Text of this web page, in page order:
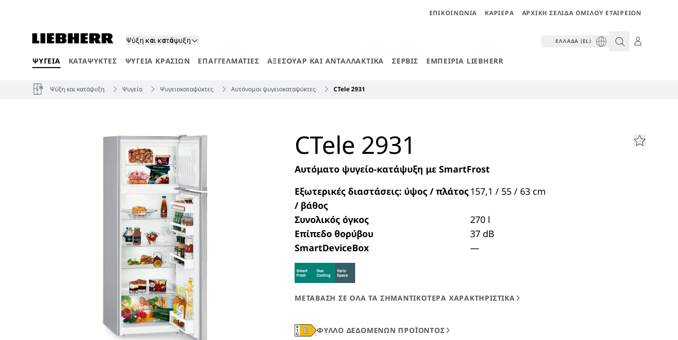
Ψύξη και κατάψυξη
ΨΥΓΕΊΑ ΚΑΤΑΨΎΚΤΕΣ ΨΥΓΕΊΑ ΚΡΑΣΙΏΝ ΕΠΑΓΓΕΛΜΑΤΊΕΣ ΑΞΕΣΟΥΆΡ ΚΑΙ ΑΝΤΑΛΛΑΚΤΙΚΆ ΣΈΡΒΙΣ ΕΜΠΕΙΡΊΑ LIEBHERR
ΑΡΧΙΚΉ ΣΕΛΊΔΑ ΟΜΊΛΟΥ ΕΤΑΙΡΕΙΏΝ
ΚΑΡΙΈΡΑ
ΕΠΙΚΟΙΝΩΝΊΑ
ΕΛΛΆΔΑ (EL)
Κατηγορίες προϊόντων
Ψύξη και κατάψυξη Ψυγεία Ψυγειοκαταψύκτες Αυτόνομοι ψυγειοκαταψύκτες CTele 2931
CTele 2931
Αυτόματο ψυγείο-κατάψυξη με SmartFrost
Εξωτερικές διαστάσεις: ύψος / πλάτος
/ βάθος
157,1 / 55 / 63 cm
Συνολικός όγκος 270 l
Επίπεδο θορύβου
37 dB
SmartDeviceBox
—